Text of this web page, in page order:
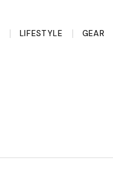
LIFESTYLE GEAR